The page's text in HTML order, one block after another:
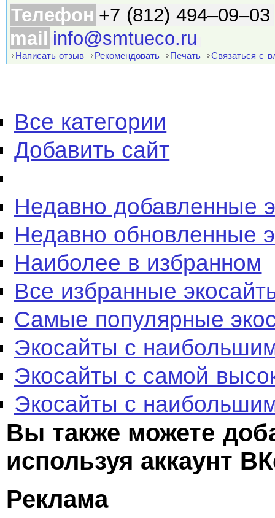
Телефон +7 (812) 494–09–03
mail info@smtueco.ru
Написать отзыв Рекомендовать Печать Связаться с
Все категории
Добавить сайт
Недавно добавленные
Недавно обновленные
Наиболее в избранном
Все избранные
Самые популярные
Экосайты с
Экосайты с самой
Экосайты с
Вы также можете
используя аккаунт
Реклама